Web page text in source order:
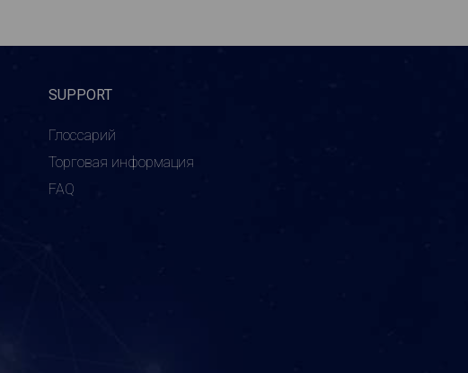
SUPPORT
Глоссарий
Торговая информация
FAQ